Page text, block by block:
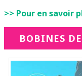
>> Pour en savoir
BOBINES